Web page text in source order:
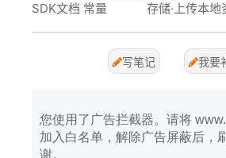
SDK文档 常量
存储·上传本地
写笔记 我要
您使用了广告拦截器。请将
加入白名单，解除广告屏蔽后，
谢。